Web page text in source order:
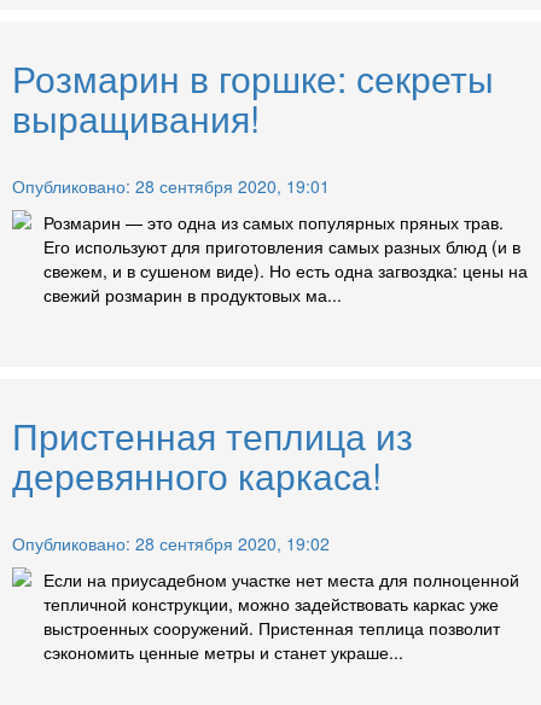
Розмарин в горшке: секреты
выращивания!
Опубликовано: 28 сентября 2020, 19:01
Розмарин — это одна из самых популярных пряных трав.
Его используют для приготовления самых разных блюд (и в
свежем, и в сушеном виде). Но есть одна загвоздка: цены на
свежий розмарин в продуктовых ма...
Пристенная теплица из
деревянного каркаса!
Опубликовано: 28 сентября 2020, 19:02
Если на приусадебном участке нет места для полноценной
тепличной конструкции, можно задействовать каркас уже
выстроенных сооружений. Пристенная теплица позволит
сэкономить ценные метры и станет украше...